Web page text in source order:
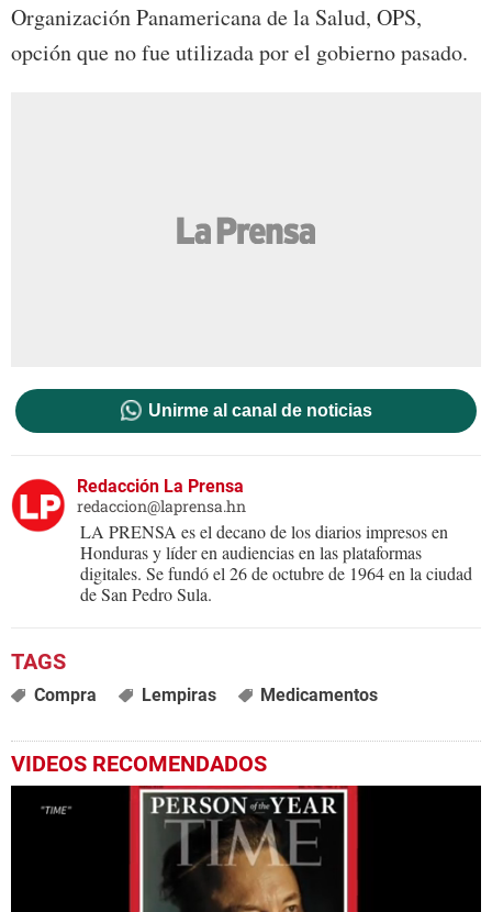
Organización Panamericana de la Salud, OPS,
opción que no fue utilizada por el gobierno pasado.
Unirme al canal de noticias
Redacción La Prensa
redaccion@laprensa.hn
LA PRENSA es el decano de los diarios impresos en
Honduras y líder en audiencias en las plataformas
digitales. Se fundó el 26 de octubre de 1964 en la ciudad
de San Pedro Sula.
Compra Lempiras Medicamentos
VIDEOS RECOMENDADOS